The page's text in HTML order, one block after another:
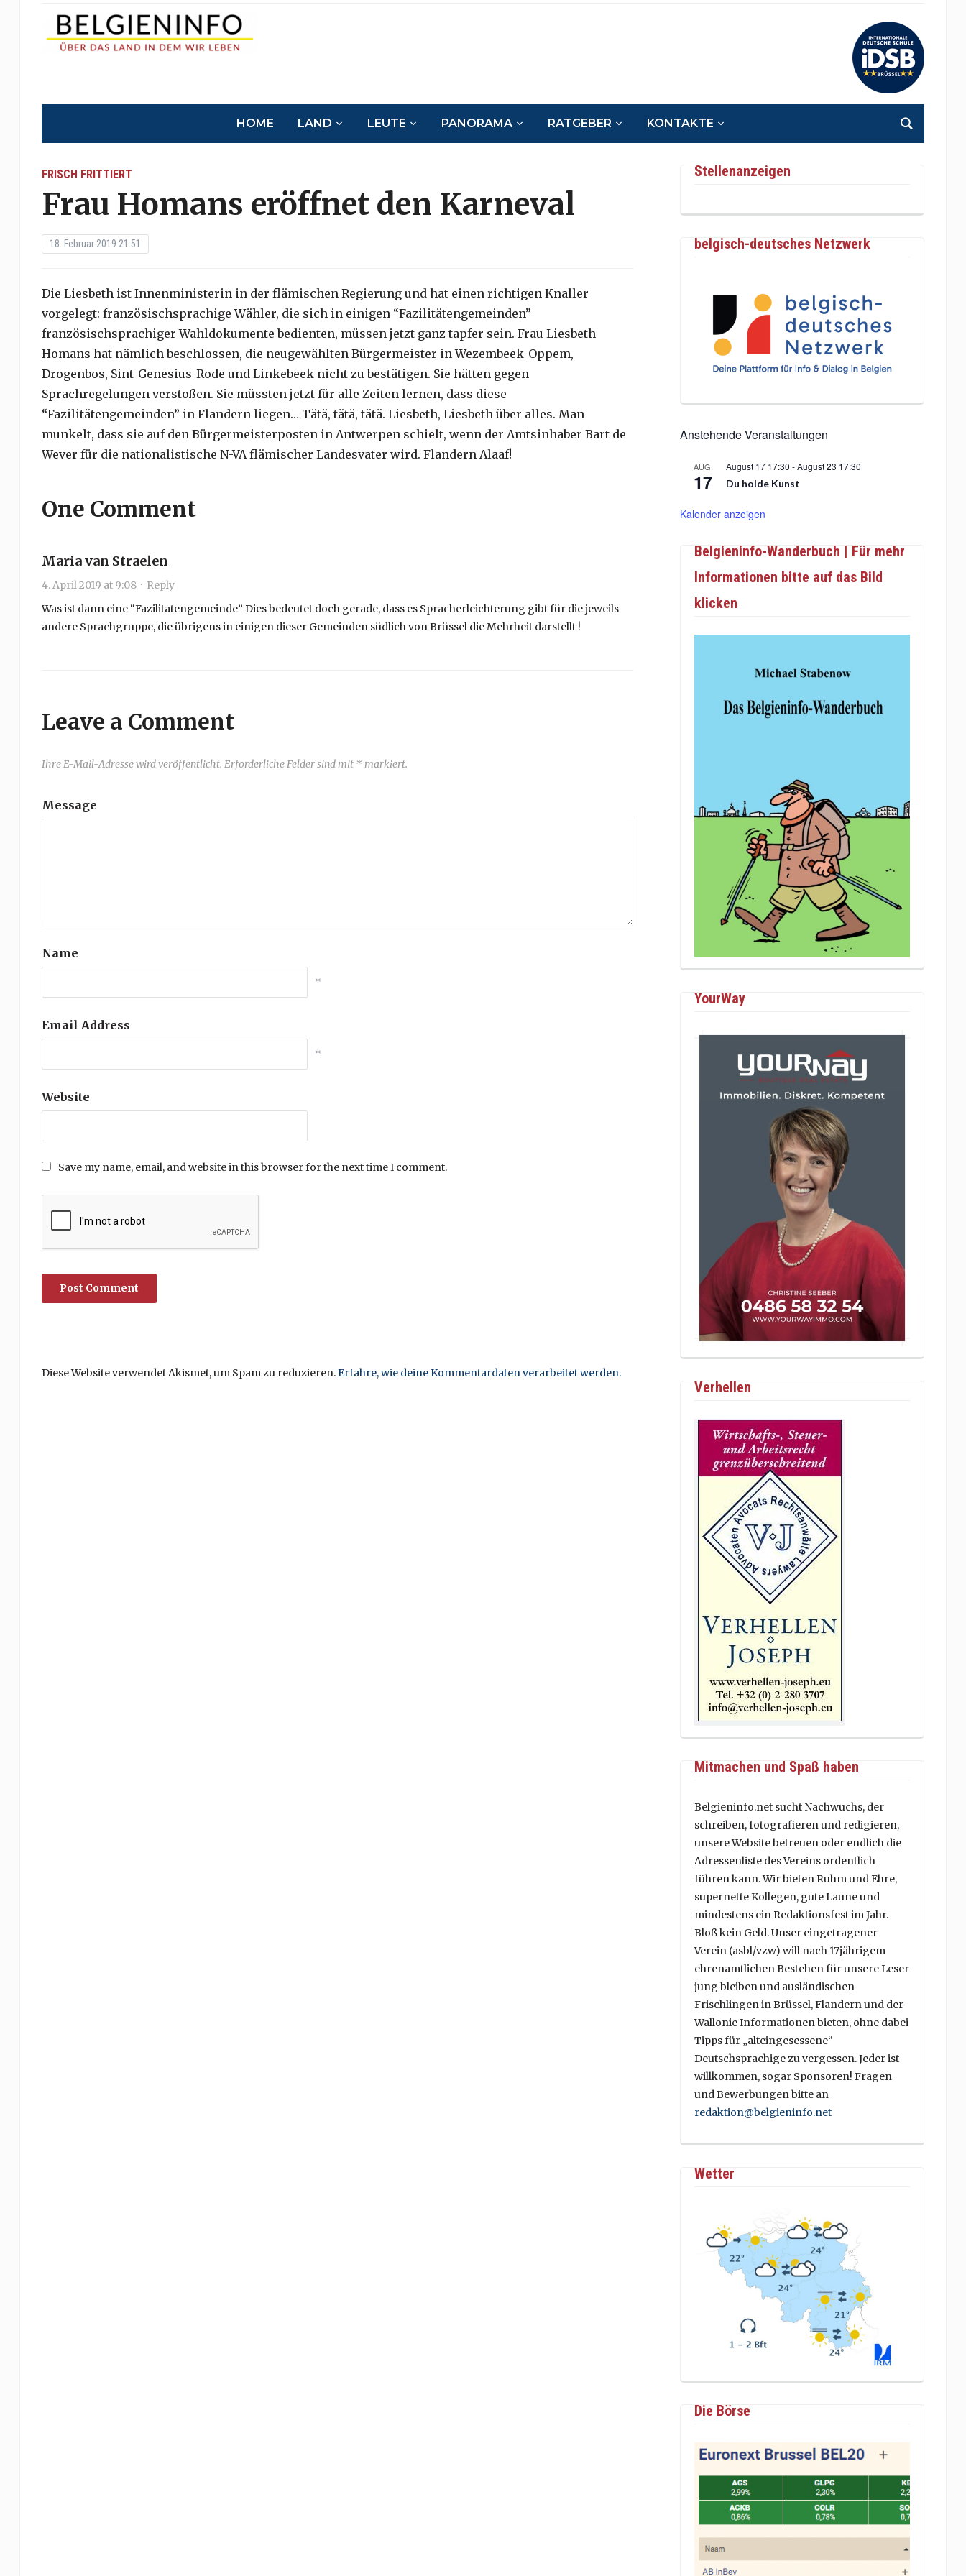
HOME LAND LEUTE PANORAMA RATGEBER KONTAKTE
FRISCH FRITTIERT
Frau Homans eröffnet den Karneval
18. Februar 2019 21:51
Die Liesbeth ist Innenministerin in der flämischen Regierung und hat einen richtigen Knaller
vorgelegt: französischsprachige Wähler, die sich in einigen “Fazilitätengemeinden”
französischsprachiger Wahldokumente bedienten, müssen jetzt ganz tapfer sein. Frau Liesbeth
Homans hat nämlich beschlossen, die neugewählten Bürgermeister in Wezembeek-Oppem,
Drogenbos, Sint-Genesius-Rode und Linkebeek nicht zu bestätigen. Sie hätten gegen
Sprachregelungen verstoßen. Sie müssten jetzt für alle Zeiten lernen, dass diese
“Fazilitätengemeinden” in Flandern liegen… Tätä, tätä, tätä. Liesbeth, Liesbeth über alles. Man
munkelt, dass sie auf den Bürgermeisterposten in Antwerpen schielt, wenn der Amtsinhaber Bart de
Wever für die nationalistische N-VA flämischer Landesvater wird. Flandern Alaaf!
One Comment
Maria van Straelen
4. April 2019 at 9:08· Reply
Was ist dann eine “Fazilitatengemeinde” Dies bedeutet doch gerade, dass es Spracherleichterung gibt für die jeweils
andere Sprachgruppe, die übrigens in einigen dieser Gemeinden südlich von Brüssel die Mehrheit darstellt !
Leave a Comment
Ihre E-Mail-Adresse wird veröffentlicht. Erforderliche Felder sind mit * markiert.
Message
Name
*
Email Address
*
Website
Save my name, email, and website in this browser for the next time I comment.
Diese Website verwendet Akismet, um Spam zu reduzieren.Erfahre, wie deine Kommentardaten verarbeitet werden.
Stellenanzeigen
belgisch-deutsches Netzwerk
Anstehende Veranstaltungen
AUG.
17
August 17 17:30 -August 23 17:30
Du holde Kunst
Kalender anzeigen
Belgieninfo-Wanderbuch | Für mehr
Informationen bitte auf das Bild
klicken
YourWay
Verhellen
Mitmachen und Spaß haben
Belgieninfo.net sucht Nachwuchs, der
schreiben, fotografieren und redigieren,
unsere Website betreuen oder endlich die
Adressenliste des Vereins ordentlich
führen kann. Wir bieten Ruhm und Ehre,
supernette Kollegen, gute Laune und
mindestens ein Redaktionsfest im Jahr.
Bloß kein Geld. Unser eingetragener
Verein (asbl/vzw) will nach 17jährigem
ehrenamtlichen Bestehen für unsere Leser
jung bleiben und ausländischen
Frischlingen in Brüssel, Flandern und der
Wallonie Informationen bieten, ohne dabei
Tipps für „alteingesessene“
Deutschsprachige zu vergessen. Jeder ist
willkommen, sogar Sponsoren! Fragen
und Bewerbungen bitte an
redaktion@belgieninfo.net
Wetter
Die Börse